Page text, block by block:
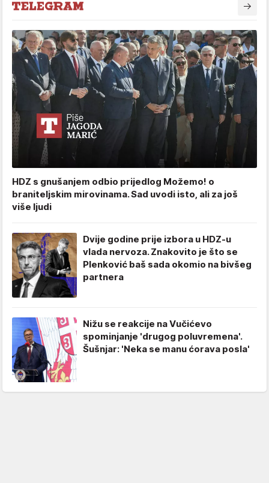
HDZ s gnušanjem odbio prijedlog Možemo! o
braniteljskim mirovinama. Sad uvodi isto, ali za još
više ljudi
Dvije godine prije izbora u HDZ-u
vlada nervoza. Znakovito je što se
Plenković baš sada okomio na bivšeg
partnera
Nižu se reakcije na Vučićevo
spominjanje 'drugog poluvremena'.
Šušnjar: 'Neka se manu ćorava posla'